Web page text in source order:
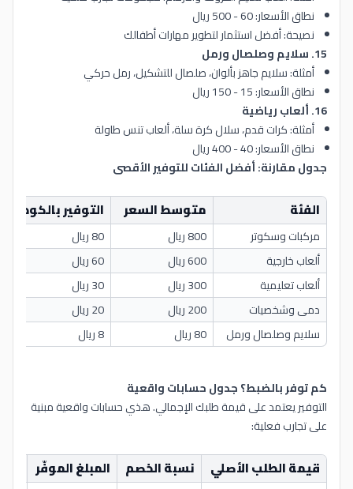
نطاق الأسعار: 60 - 500 ريال
نصيحة: أفضل استثمار لتطوير مهارات أطفالك
15. سلايم وصلصال ورمل
أمثلة: سلايم جاهز بألوان، صلصال للتشكيل، رمل حركي
نطاق الأسعار: 15 - 150 ريال
16. ألعاب رياضية
أمثلة: كرات قدم، سلال كرة سلة، ألعاب تنس طاولة
نطاق الأسعار: 40 - 400 ريال
جدول مقارنة: أفضل الفئات للتوفير الأقصى
الفئة متوسط السعر التوفير بالكود
مركبات وسكوتر 800 ريال 80 ريال
ألعاب خارجية
600 ريال 60 ريال
ألعاب تعليمية
300 ريال 30 ريال
دمى وشخصيات
200 ريال 20 ريال
سلايم وصلصال ورمل
80 ريال 8 ريال
كم توفر بالضبط؟ جدول حسابات واقعية
التوفير يعتمد على قيمة طلبك الإجمالي. هذي حسابات واقعية مبنية
على تجارب فعلية:
قيمة الطلب الأصلي نسبة الخصم المبلغ الموفّر